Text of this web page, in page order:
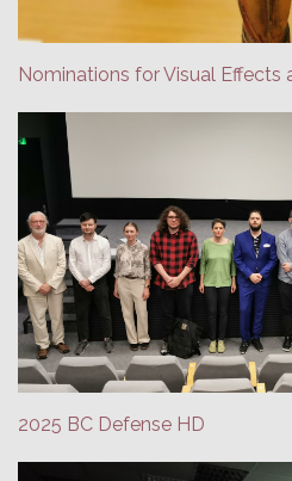
Nominations for Visual Effects
2025 BC Defense HD